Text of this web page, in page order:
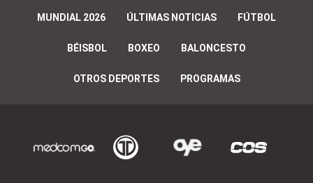
MUNDIAL 2026 ÚLTIMAS NOTICIAS FÚTBOL
BÉISBOL BOXEO BALONCESTO
OTROS DEPORTES PROGRAMAS